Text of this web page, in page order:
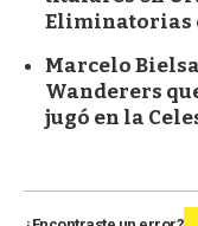
Eliminatorias
Marcelo
Wanderers
jugó en la